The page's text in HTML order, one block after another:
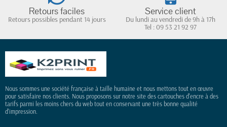
Retours faciles
Retours possibles pendant 14 jours
Service client
Du lundi au vendredi de 9h à 17h
Tel : 09 53 21 92 97
Nous sommes une société française à taille humaine et nous mettons tout en œuvre
pour satisfaire nos clients. Nous proposons sur notre site des cartouches d'encre à des
tarifs parmi les moins chers du web tout en conservant une très bonne qualité
d'impression.